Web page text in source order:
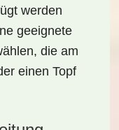
werden
geeignete
die am
einen Topf